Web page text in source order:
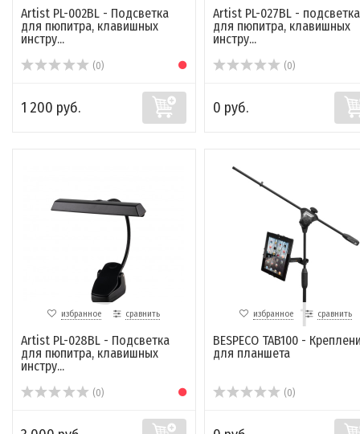
Artist PL-002BL - Подсветка
для пюпитра, клавишных
инстру...
(0)
1 200 руб.
Artist PL-027BL - подсветка
для пюпитра, клавишных
инстру...
(0)
0 руб.
избранное сравнить
Artist PL-028BL - Подсветка
для пюпитра, клавишных
инстру...
(0)
избранное сравнить
BESPECO TAB100 -
для планшета
(0)